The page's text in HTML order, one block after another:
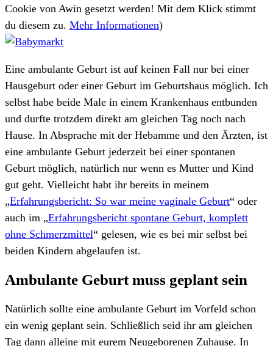
Cookie von Awin gesetzt werden! Mit dem Klick stimmt
du diesem zu. Mehr Informationen)
Eine ambulante Geburt ist auf keinen Fall nur bei einer
Hausgeburt oder einer Geburt im Geburtshaus möglich. Ich
selbst habe beide Male in einem Krankenhaus entbunden
und durfte trotzdem direkt am gleichen Tag noch nach
Hause. In Absprache mit der Hebamme und den Ärzten, ist
eine ambulante Geburt jederzeit bei einer spontanen
Geburt möglich, natürlich nur wenn es Mutter und Kind
gut geht. Vielleicht habt ihr bereits in meinem
„Erfahrungsbericht: So war meine vaginale Geburt“ oder
auch im „Erfahrungsbericht spontane Geburt, komplett
ohne Schmerzmittel“ gelesen, wie es bei mir selbst bei
beiden Kindern abgelaufen ist.
Ambulante Geburt muss geplant sein
Natürlich sollte eine ambulante Geburt im Vorfeld schon
ein wenig geplant sein. Schließlich seid ihr am gleichen
Tag dann alleine mit eurem Neugeborenen Zuhause. In